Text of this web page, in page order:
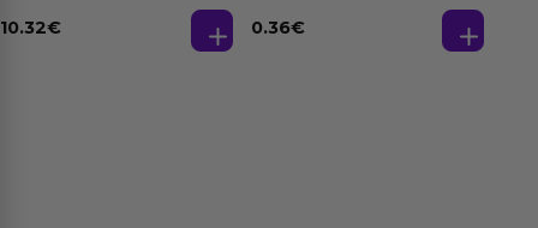
10.32€
Base Agua 4 ml
0.36€